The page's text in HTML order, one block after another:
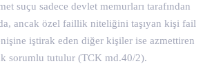
suçu sadece devlet memurları tarafından
ancak özel faillik niteliğini taşıyan kişi fail
iştirak eden diğer kişiler ise azmettiren
sorumlu tutulur (TCK md.40/2).